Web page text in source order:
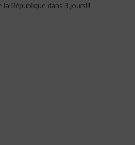
République dans 3 jours!!!